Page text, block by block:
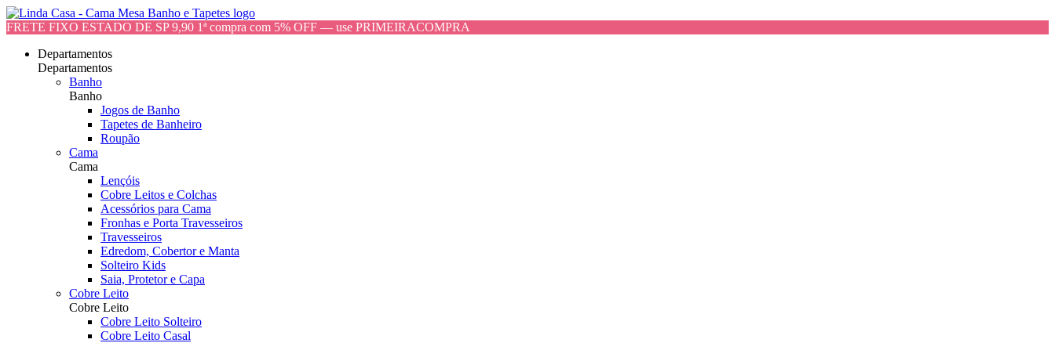
FRETE FIXO ESTADO DE SP 9,90 1ª compra com 5% OFF — use PRIMEIRACOMPRA
Departamentos
Departamentos
Banho
Banho
Jogos de Banho
Tapetes de Banheiro
Roupão
Cama
Cama
Lençóis
Cobre Leitos e Colchas
Acessórios para Cama
Fronhas e Porta Travesseiros
Travesseiros
Edredom, Cobertor e Manta
Solteiro Kids
Saia, Protetor e Capa
Cobre Leito
Cobre Leito
Cobre Leito Solteiro
Cobre Leito Casal